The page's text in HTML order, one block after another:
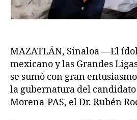
MAZATLÁN, Sinaloa —El
mexicano y las Grandes
se sumó con gran
la gubernatura del
Morena-PAS, el Dr. Rubén